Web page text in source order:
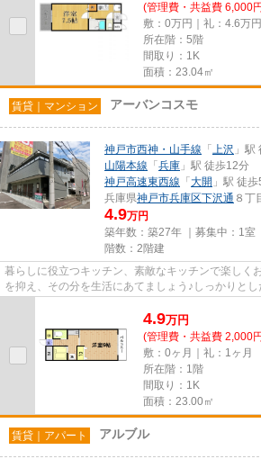
(管理費・共益費 6,000
敷：0万円｜礼：4.6万円
所在階：5階
間取り：1K
面積：23.04㎡
賃貸｜マンション アーバンコスモ
神戸市西神・山手線 「 上沢 」駅
山陽本線 「 兵庫 」駅 徒歩12分
神戸高速東西線 「 大開 」駅 徒
兵庫県神戸市兵庫区下沢通 ８丁
4.9万円
築年数：築27年 ｜募集中： 1室
階数：2階建
暮らしに役立つキッチン、素敵なキッチンで楽しく
を抑え、その分を生活にあてましょう♪しっかりと
4.9万円
(管理費・共益費 2,000
敷：0ヶ月｜礼：1ヶ月
所在階：1階
間取り：1K
面積：23.00㎡
賃貸｜アパート アルブル